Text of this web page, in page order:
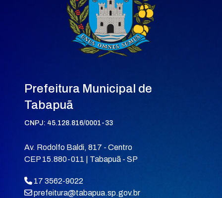
Prefeitura Municipal de
Tabapuã
CNPJ: 45.128.816/0001-33
Av. Rodolfo Baldi, 817 - Centro
CEP 15.880-011 | Tabapuã - SP
17 3562-9022
prefeitura@tabapua.sp.gov.br